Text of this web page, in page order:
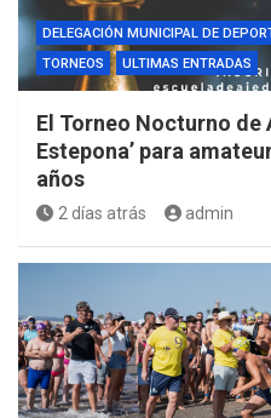
DELEGACIÓN MUNICIPAL DE
TORNEOS
ULTIMAS ENTRADAS
El Torneo Nocturno de
Estepona’ para
años
2 días atrás admin